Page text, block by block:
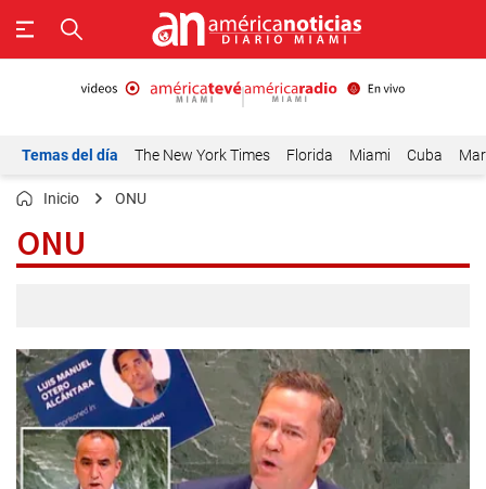
Temas del día The New York Times Florida Miami Cuba
Inicio ONU
ONU